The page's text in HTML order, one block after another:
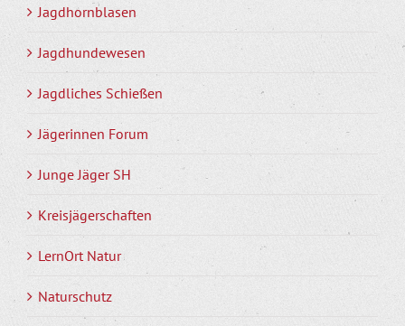
Jagdhornblasen
Jagdhundewesen
Jagdliches Schießen
Jägerinnen Forum
Junge Jäger SH
Kreisjägerschaften
LernOrt Natur
Naturschutz